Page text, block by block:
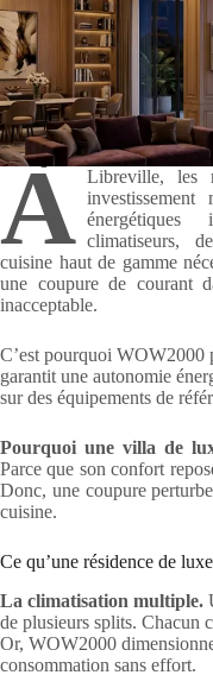
À Libreville, les
climatiseurs,
cuisine haut de gamme
une coupure de courant
inacceptable.
C’est pourquoi WOW2000
garantit une autonomie
sur des équipements de
Pourquoi une villa de
Parce que son confort
Donc, une coupure
cuisine.
Ce qu’une résidence de
La climatisation multiple.
de plusieurs splits. Chacun
Or, WOW2000
consommation sans effort.